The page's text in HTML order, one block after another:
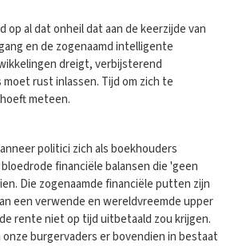
op al dat onheil dat aan de keerzijde van
en de zogenaamd intelligente
dreigt, verbijsterend
rust inlassen. Tijd om zich te
meteen.
politici zich als boekhouders
financiële balansen die 'geen
Die zogenaamde financiële putten zijn
een verwende en wereldvreemde upper
rente niet op tijd uitbetaald zou krijgen.
onze burgervaders er bovendien in bestaat